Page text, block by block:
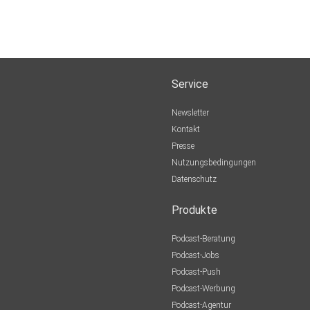
Service
Newsletter
Kontakt
Presse
Nutzungsbedingungen
Datenschutz
Produkte
Podcast-Beratung
Podcast-Jobs
Podcast-Push
Podcast-Werbung
Podcast-Agentur